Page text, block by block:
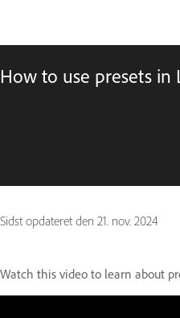
How to use presets in
Sidst opdateret den 21. nov. 2024
Watch this video to learn about